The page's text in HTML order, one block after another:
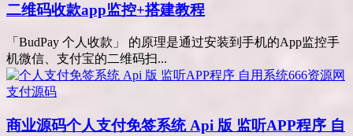
二维码收款app监控+搭建教程
「BudPay 个人收款」 的原理是通过安装到手机的App监控手
机微信、支付宝的二维码扫...
支付源码
商业源码个人支付免签系统 Api 版 监听APP程序 自